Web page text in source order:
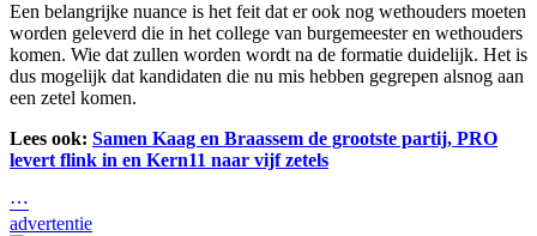
Een belangrijke nuance is het feit dat er ook nog wethouders moeten
worden geleverd die in het college van burgemeester en wethouders
komen. Wie dat zullen worden wordt na de formatie duidelijk. Het is
dus mogelijk dat kandidaten die nu mis hebben gegrepen alsnog aan
een zetel komen.
Lees ook: Samen Kaag en Braassem de grootste partij, PRO
levert flink in en Kern11 naar vijf zetels
⋯
advertentie